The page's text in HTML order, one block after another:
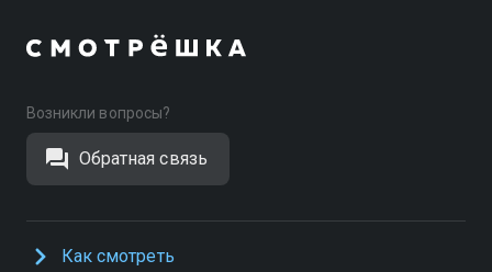
Возникли вопросы?
Обратная связь
Как смотреть